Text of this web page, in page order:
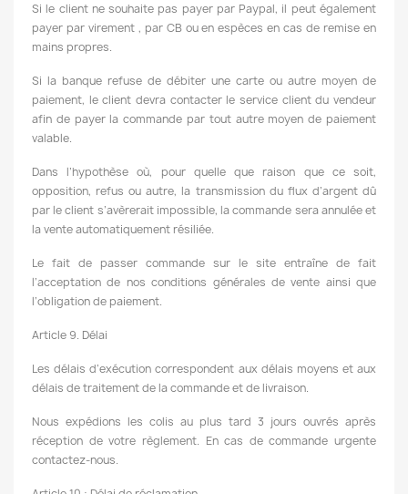
Si le client ne souhaite pas payer par Paypal, il peut également
payer par virement , par CB ou en espèces en cas de remise en
mains propres.
Si la banque refuse de débiter une carte ou autre moyen de
paiement, le client devra contacter le service client du vendeur
afin de payer la commande par tout autre moyen de paiement
valable.
Dans l’hypothèse où, pour quelle que raison que ce soit,
opposition, refus ou autre, la transmission du flux d’argent dû
par le client s’avèrerait impossible, la commande sera annulée et
la vente automatiquement résiliée.
Le fait de passer commande sur le site entraîne de fait
l’acceptation de nos conditions générales de vente ainsi que
l’obligation de paiement.
Article 9. Délai
Les délais d’exécution correspondent aux délais moyens et aux
délais de traitement de la commande et de livraison.
Nous expédions les colis au plus tard 3 jours ouvrés après
réception de votre règlement. En cas de commande urgente
contactez-nous.